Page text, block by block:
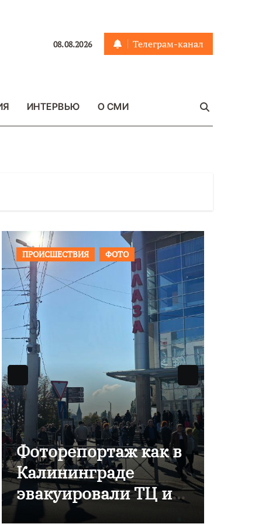
08.08.2026 Телеграм-канал
ИНТЕРВЬЮ О СМИ
ПРОИСШЕСТВИЯ ФОТО
Фоторепортаж как в
Калининграде
эвакуировали ТЦ из-
за сообщения о